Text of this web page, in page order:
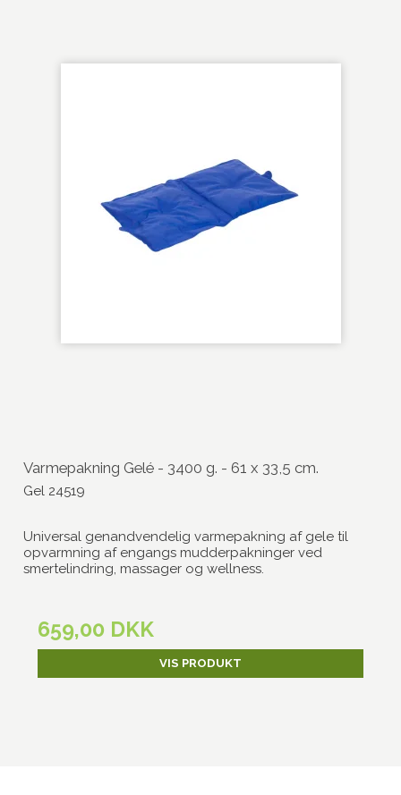
Varmepakning Gelé - 3400 g. - 61 x 33,5 cm.
Gel 24519
Universal genandvendelig varmepakning af gele til
opvarmning af engangs mudderpakninger ved
smertelindring, massager og wellness.
659,00 DKK
VIS PRODUKT